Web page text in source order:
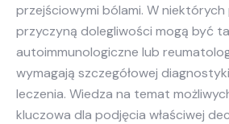
przejściowymi bólami. W
przyczyną dolegliwości mogą być
autoimmunologiczne lub
wymagają szczegółowej
leczenia. Wiedza na temat
kluczowa dla podjęcia właściwej